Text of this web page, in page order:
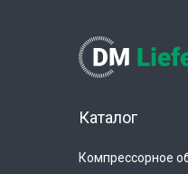
Каталог
Компрессорное